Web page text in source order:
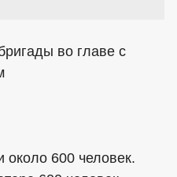
во главе с
около 600 человек.